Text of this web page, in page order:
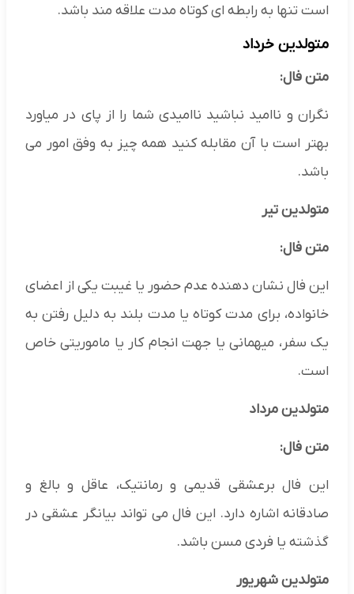
است تنها به رابطه ای کوتاه مدت علاقه مند باشد.
متولدین خرداد
متن فال:
نگران و ناامید نباشید ناامیدی شما را از پای در میاورد
بهتر است با آن مقابله کنید همه چیز به وفق امور می
باشد.
متولدین تیر
متن فال:
این فال نشان دهنده عدم حضور یا غیبت یکی از اعضای
خانواده، برای مدت کوتاه یا مدت بلند به دلیل رفتن به
یک سفر، میهمانی یا جهت انجام کار یا ماموریتی خاص
است.
متولدین مرداد
متن فال:
این فال برعشقی قدیمی و رمانتیک، عاقل و بالغ و
صادقانه اشاره دارد. این فال می تواند بیانگر عشقی در
گذشته یا فردی مسن باشد.
متولدین شهریور